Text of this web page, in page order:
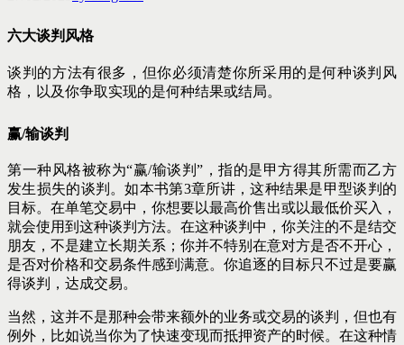
六大谈判风格
谈判的方法有很多，但你必须清楚你所采用的是何种谈判风
格，以及你争取实现的是何种结果或结局。
赢/输谈判
第一种风格被称为“赢/输谈判”，指的是甲方得其所需而乙方
发生损失的谈判。如本书第3章所讲，这种结果是甲型谈判的
目标。在单笔交易中，你想要以最高价售出或以最低价买入，
就会使用到这种谈判方法。在这种谈判中，你关注的不是结交
朋友，不是建立长期关系；你并不特别在意对方是否不开心，
是否对价格和交易条件感到满意。你追逐的目标只不过是要赢
得谈判，达成交易。
当然，这并不是那种会带来额外的业务或交易的谈判，但也有
例外，比如说当你为了快速变现而抵押资产的时候。在这种情